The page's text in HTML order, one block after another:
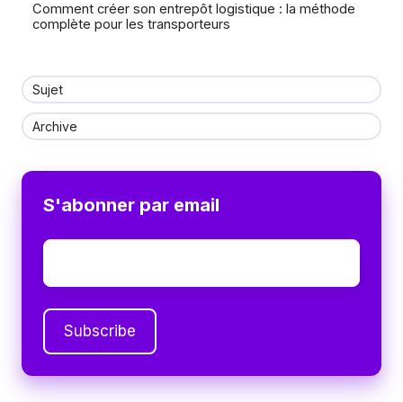
Comment créer son entrepôt logistique : la méthode
complète pour les transporteurs
Sujet
Archive
S'abonner par email
Email